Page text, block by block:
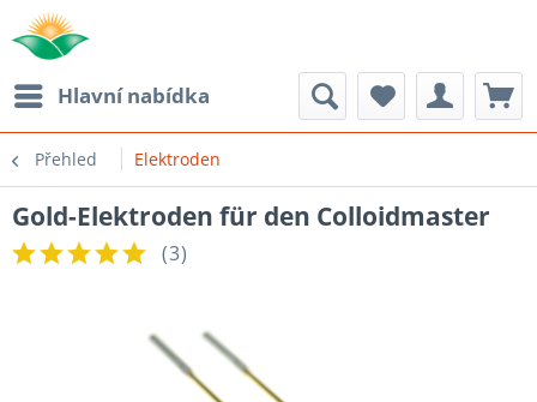
Hlavní nabídka
Přehled Elektroden
Gold-Elektroden für den Colloidmaster
(3)